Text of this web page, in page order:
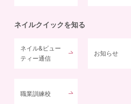
ネイルクイックを知る
ネイル&ビュー
ティー通信
お知らせ
職業訓練校